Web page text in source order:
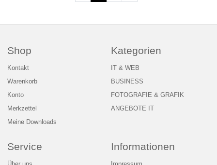
Shop
Kontakt
Warenkorb
Konto
Merkzettel
Meine Downloads
Kategorien
IT & WEB
BUSINESS
FOTOGRAFIE & GRAFIK
ANGEBOTE IT
Service Informationen